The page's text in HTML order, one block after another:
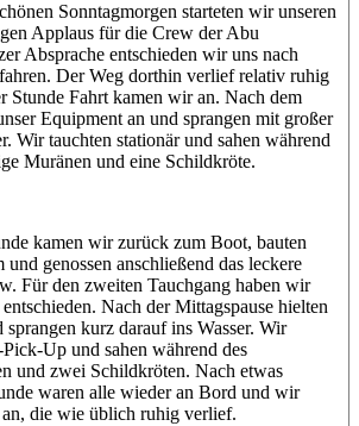
Sonntagmorgen starteten wir unseren
Applaus für die Crew der Abu
Absprache entschieden wir uns nach
Der Weg dorthin verlief relativ ruhig
Stunde Fahrt kamen wir an. Nach dem
Equipment an und sprangen mit großer
Wir tauchten stationär und sahen während
Muränen und eine Schildkröte.
kamen wir zurück zum Boot, bauten
genossen anschließend das leckere
Für den zweiten Tauchgang haben wir
Nach der Mittagspause hielten
kurz darauf ins Wasser. Wir
Up und sahen während des
und zwei Schildkröten. Nach etwas
waren alle wieder an Bord und wir
die wie üblich ruhig verlief.